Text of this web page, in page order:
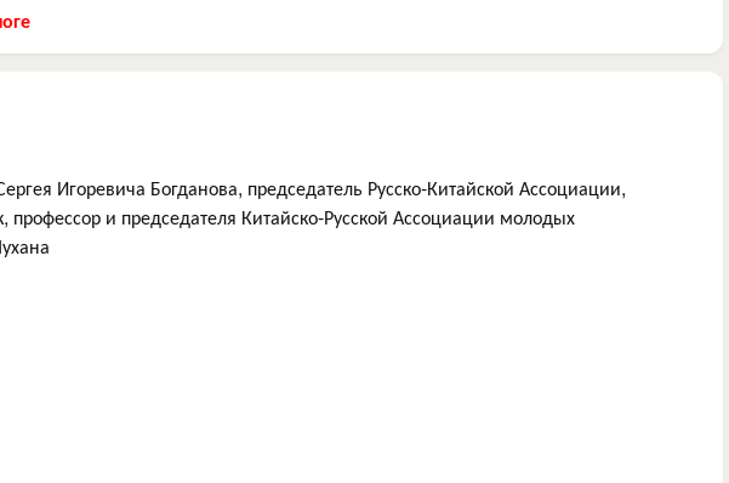
Игоревича Богданова, председатель Русско-Китайской Ассоциации,
профессор и председателя Китайско-Русской Ассоциации молодых